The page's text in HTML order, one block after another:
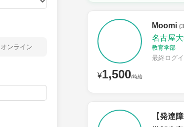
オンライン
¥1,500/時給
Moomi
名古屋
教育学部
最終ログ
【発達
日曜日